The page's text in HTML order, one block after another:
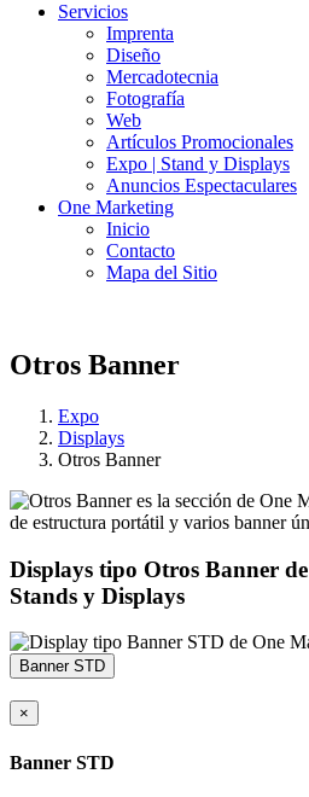
Servicios
Imprenta
Diseño
Mercadotecnia
Fotografía
Web
Artículos Promocionales
Expo | Stand y Displays
Anuncios Espectaculares
One Marketing
Inicio
Contacto
Mapa del Sitio
Otros Banner
Expo
Displays
Otros Banner
Displays tipo Otros Banner de
Stands y Displays
Banner STD
×
Banner STD